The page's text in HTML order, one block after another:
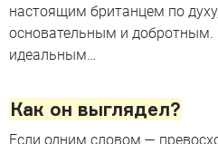
настоящим британцем по
основательным и добротным.
идеальным…
Как он выглядел?
Если одним словом —